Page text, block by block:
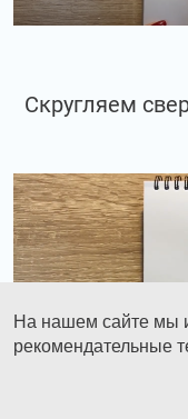
Скругляем
На нашем сайте мы
рекомендательные